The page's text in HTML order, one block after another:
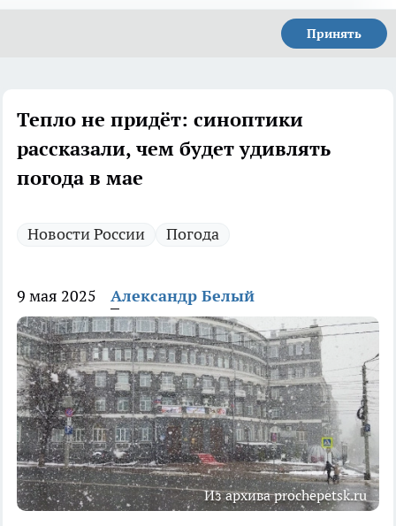
Принять
Тепло не придёт: синоптики
рассказали, чем будет удивлять
погода в мае
Новости России Погода
9 мая 2025 Александр Белый
Из архива prochepetsk.ru